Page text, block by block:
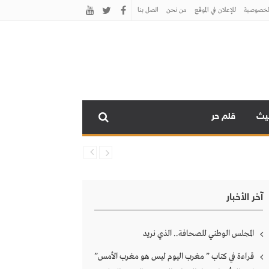
للإعلان في الموقع من نحن اتصل بنـا
قلم حر
آخر الأخبار
المجلس الوطني للصحافة.. الذي نريد
قراءة في كتاب ” مغرب اليوم ليس هو مغرب الأمس”